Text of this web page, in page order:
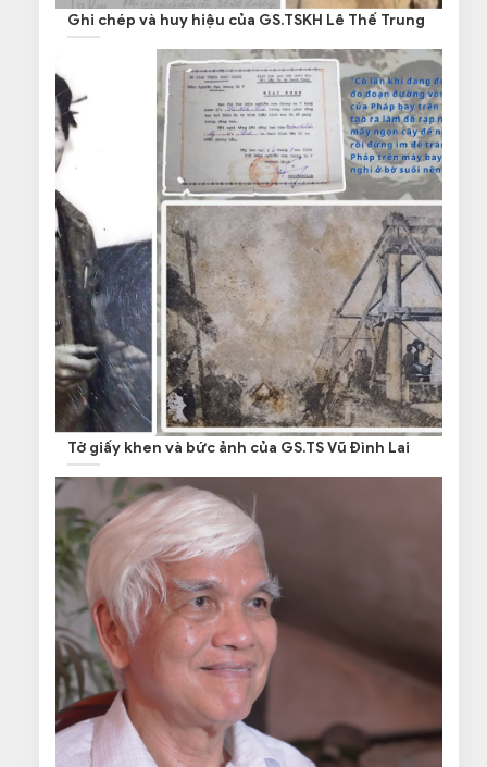
Ghi chép và huy hiệu của GS.TSKH Lê Thế Trung
Tờ giấy khen và bức ảnh của GS.TS Vũ Đình Lai